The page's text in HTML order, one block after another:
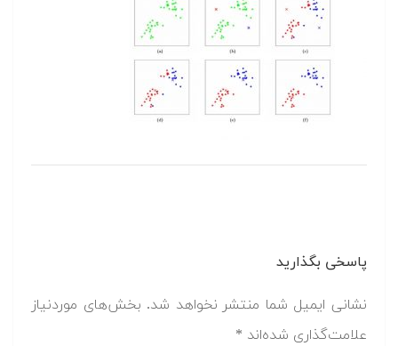
پاسخی بگذارید
نشانی ایمیل شما منتشر نخواهد شد. بخش‌های موردنیاز
علامت‌گذاری شده‌اند *